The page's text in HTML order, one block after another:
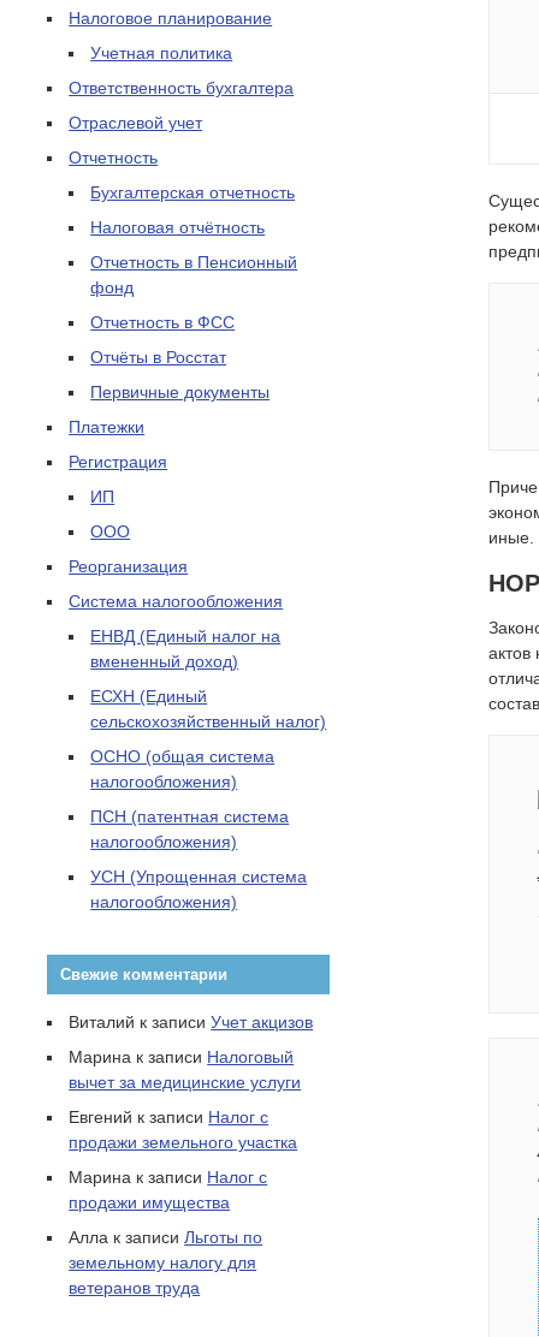
Налоговое планирование
Учетная политика
Ответственность бухгалтера
Отраслевой учет
Отчетность
Бухгалтерская отчетность
Налоговая отчётность
Отчетность в Пенсионный
фонд
Отчетность в ФСС
Отчёты в Росстат
Первичные документы
Платежки
Регистрация
ИП
ООО
Реорганизация
Система налогообложения
ЕНВД (Единый налог на
вмененный доход)
ЕСХН (Единый
сельскохозяйственный налог)
ОСНО (общая система
налогообложения)
ПСН (патентная система
налогообложения)
УСН (Упрощенная система
налогообложения)
Свежие комментарии
Виталий к записиУчет акцизов
Марина к записи Налоговый
вычет за медицинские услуги
Евгений к записи Налог с
продажи земельного участка
Марина к записи Налог с
продажи имущества
Алла к записи Льготы по
земельному налогу для
ветеранов труда
иные.